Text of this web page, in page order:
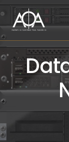
Skip
to
content